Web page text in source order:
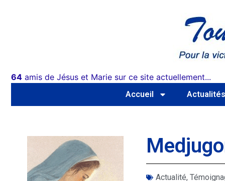
64 amis de Jésus et Marie sur ce site actuellement...
Accueil Actualités
Actualité,